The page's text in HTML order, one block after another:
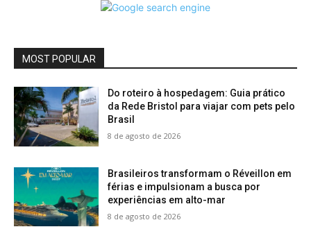
MOST POPULAR
Do roteiro à hospedagem: Guia prático
da Rede Bristol para viajar com pets pelo
Brasil
8 de agosto de 2026
Brasileiros transformam o Réveillon em
férias e impulsionam a busca por
experiências em alto-mar
8 de agosto de 2026